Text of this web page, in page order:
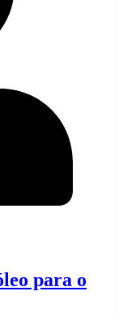
para o